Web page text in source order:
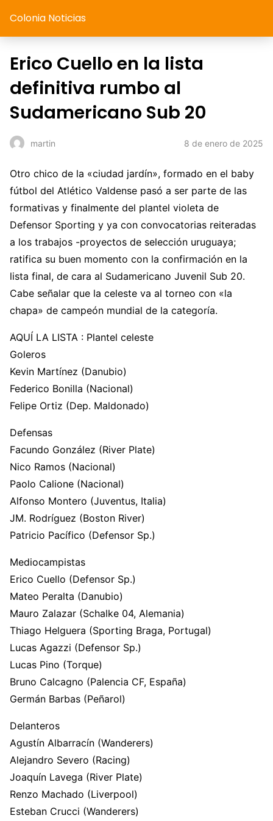
Colonia Noticias
Erico Cuello en la lista
definitiva rumbo al
Sudamericano Sub 20
martin 8 de enero de 2025
Otro chico de la «ciudad jardín», formado en el baby
fútbol del Atlético Valdense pasó a ser parte de las
formativas y finalmente del plantel violeta de
Defensor Sporting y ya con convocatorias reiteradas
a los trabajos -proyectos de selección uruguaya;
ratifica su buen momento con la confirmación en la
lista final, de cara al Sudamericano Juvenil Sub 20.
Cabe señalar que la celeste va al torneo con «la
chapa» de campeón mundial de la categoría.
AQUÍ LA LISTA : Plantel celeste
Goleros
Kevin Martínez (Danubio)
Federico Bonilla (Nacional)
Felipe Ortiz (Dep. Maldonado)
Defensas
Facundo González (River Plate)
Nico Ramos (Nacional)
Paolo Calione (Nacional)
Alfonso Montero (Juventus, Italia)
JM. Rodríguez (Boston River)
Patricio Pacífico (Defensor Sp.)
Mediocampistas
Erico Cuello (Defensor Sp.)
Mateo Peralta (Danubio)
Mauro Zalazar (Schalke 04, Alemania)
Thiago Helguera (Sporting Braga, Portugal)
Lucas Agazzi (Defensor Sp.)
Lucas Pino (Torque)
Bruno Calcagno (Palencia CF, España)
Germán Barbas (Peñarol)
Delanteros
Agustín Albarracín (Wanderers)
Alejandro Severo (Racing)
Joaquín Lavega (River Plate)
Renzo Machado (Liverpool)
Esteban Crucci (Wanderers)